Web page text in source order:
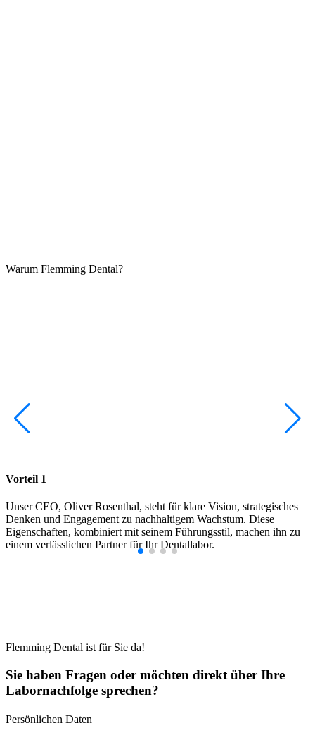
Warum Flemming Dental?
Vorteil 1
Unser CEO, Oliver Rosenthal, steht für klare Vision, strategisches
Denken und Engagement zu nachhaltigem Wachstum. Diese
Eigenschaften, kombiniert mit seinem Führungsstil, machen ihn zu
einem verlässlichen Partner für Ihr Dentallabor.
Flemming Dental ist für Sie da!
Sie haben Fragen oder möchten direkt über Ihre
Labornachfolge sprechen?
Persönlichen Daten